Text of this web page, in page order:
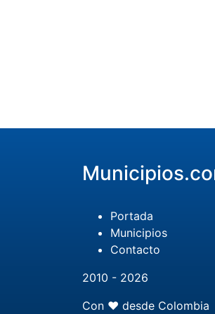
Portada
Municipios
Contacto
2010 - 2026
Con ❤️ desde Colombia